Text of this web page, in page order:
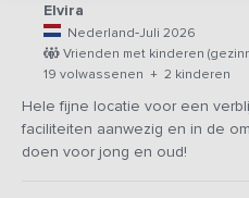
Elvira
Nederland-Juli 2026
Vrienden met kinderen
19 volwassenen + 2 kinderen
Hele fijne locatie voor een
faciliteiten aanwezig en in de
doen voor jong en oud!